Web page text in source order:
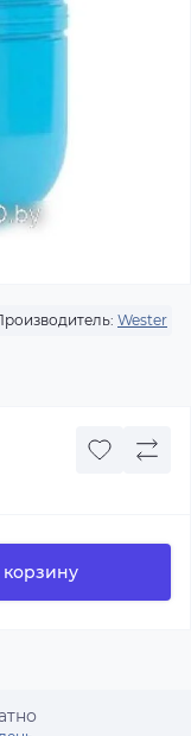
Wester
корзину